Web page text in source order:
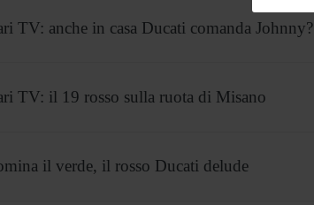
TV: anche in casa Ducati comanda Johnny?
TV: il 19 rosso sulla ruota di Misano
il verde, il rosso Ducati delude